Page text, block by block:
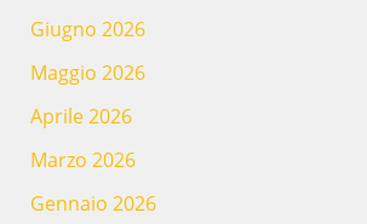
Giugno 2026
Maggio 2026
Aprile 2026
Marzo 2026
Gennaio 2026